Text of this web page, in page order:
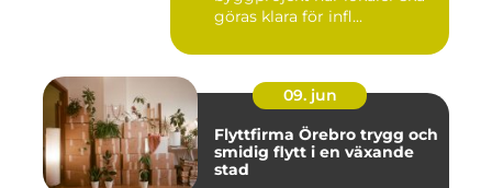
göras klara för infl...
09. jun
Flyttfirma Örebro trygg och
smidig flytt i en växande
stad